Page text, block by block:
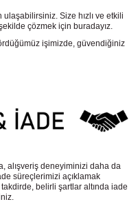
Size hızlı ve etkili
çözmek için buradayız.
işimizde, güvendiğiniz
alışveriş deneyiminizi daha da
süreçlerimizi açıklamak
belirli şartlar altında iade